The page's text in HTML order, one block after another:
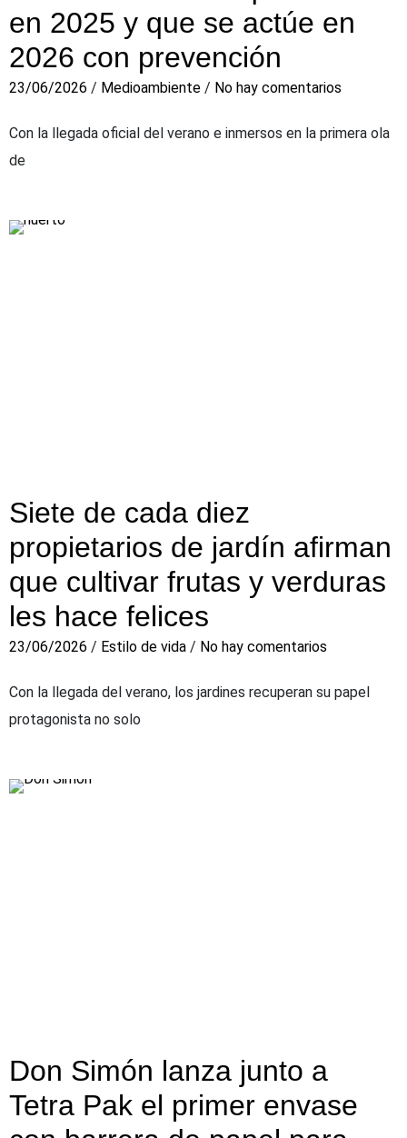
en 2025 y que se actúe en
2026 con prevención
23/06/2026 / Medioambiente / No hay comentarios
Con la llegada oficial del verano e inmersos en la primera ola
de
Siete de cada diez
propietarios de jardín afirman
que cultivar frutas y verduras
les hace felices
23/06/2026 / Estilo de vida / No hay comentarios
Con la llegada del verano, los jardines recuperan su papel
protagonista no solo
Don Simón lanza junto a
Tetra Pak el primer envase